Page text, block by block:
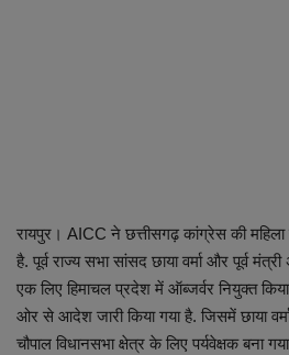
रायपुर। AICC ने छत्तीसगढ़ कांग्रेस की महिला
है. पूर्व राज्य सभा सांसद छाया वर्मा और पूर्व
एक लिए हिमाचल प्रदेश में ऑब्जर्वर नियुक्त
ओर से आदेश जारी किया गया है. जिसमें छाया
चौपाल विधानसभा क्षेत्र के लिए पर्यवेक्षक बना